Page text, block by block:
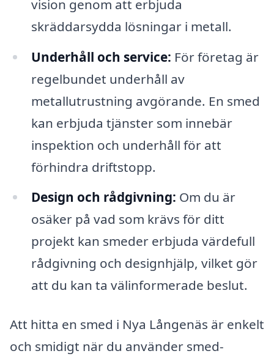
vision genom att erbjuda
skräddarsydda lösningar i metall.
Underhåll och service: För företag är
regelbundet underhåll av
metallutrustning avgörande. En smed
kan erbjuda tjänster som innebär
inspektion och underhåll för att
förhindra driftstopp.
Design och rådgivning: Om du är
osäker på vad som krävs för ditt
projekt kan smeder erbjuda värdefull
rådgivning och designhjälp, vilket gör
att du kan ta välinformerade beslut.
Att hitta en smed i Nya Långenäs är enkelt
och smidigt när du använder smed-